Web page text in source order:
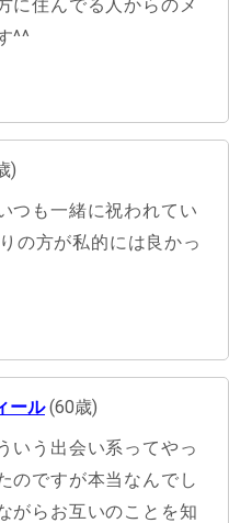
に住んでる人からのメ
^^
)
つも一緒に祝われてい
の方が私的には良かっ
ール(60歳)
いう出会い系ってやっ
のですが本当なんでし
がらお互いのことを知